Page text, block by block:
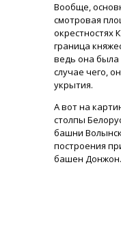
Вообще,
смотровая
окрестностях
граница
ведь она была
случае чего,
укрытия.
А вот на
столпы
башни
построения
башен Донжон.